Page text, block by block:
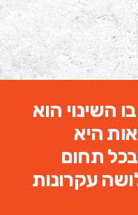
השינוי הוא
היא
תחום
עקרונות